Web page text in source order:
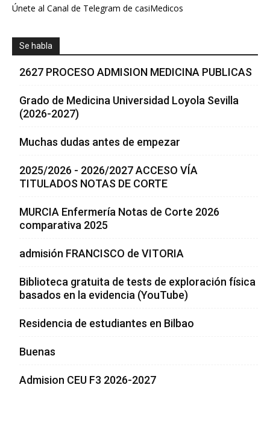
Únete al Canal de Telegram de casiMedicos
Se habla
2627 PROCESO ADMISION MEDICINA PUBLICAS
Grado de Medicina Universidad Loyola Sevilla
(2026-2027)
Muchas dudas antes de empezar
2025/2026 - 2026/2027 ACCESO VÍA
TITULADOS NOTAS DE CORTE
MURCIA Enfermería Notas de Corte 2026
comparativa 2025
admisión FRANCISCO de VITORIA
Biblioteca gratuita de tests de exploración física
basados en la evidencia (YouTube)
Residencia de estudiantes en Bilbao
Buenas
Admision CEU F3 2026-2027